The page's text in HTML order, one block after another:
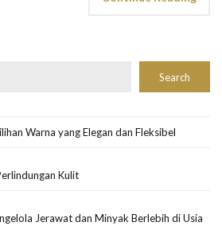
Search
Warna yang Elegan dan Fleksibel
Kulit
Jerawat dan Minyak Berlebih di Usia